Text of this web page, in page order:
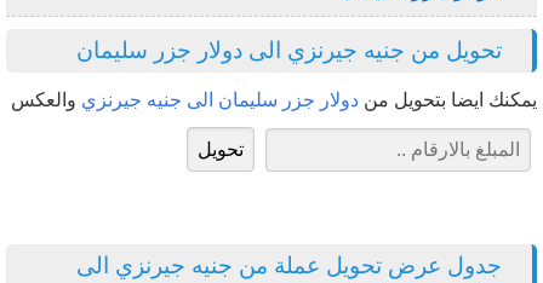
تحويل من جنيه جيرنزي الى دولار جزر سليمان
يمكنك ايضا بتحويل من دولار جزر سليمان الى جنيه جيرنزي والعكس
جدول عرض تحويل عملة من جنيه جيرنزي الى